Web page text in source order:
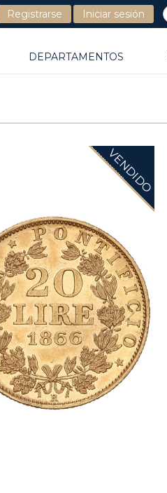
Registrarse Iniciar sesión
DEPARTAMENTOS
VENDIDO